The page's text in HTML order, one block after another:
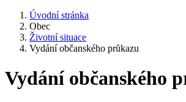
Úvodní stránka
Obec
Životní situace
Vydání občanského průkazu
Vydání občanského